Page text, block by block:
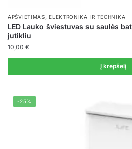
APŠVIETIMAS ,ELEKTRONIKA IR TECHNIKA
LED Lauko šviestuvas su saulės
jutikliu
10,00 €
Į krepšelį
-25%